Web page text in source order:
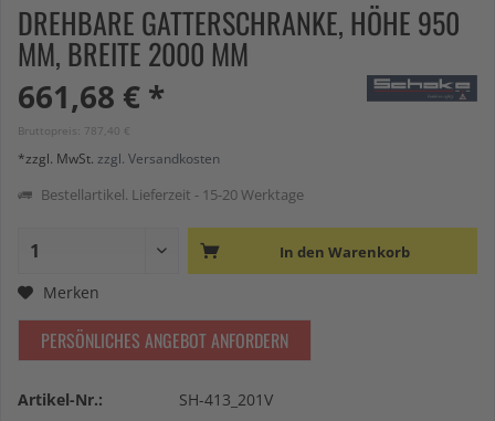
DREHBARE GATTERSCHRANKE, HÖHE 950
MM, BREITE 2000 MM
661,68 € *
Bruttopreis: 787,40 €
*zzgl. MwSt. zzgl. Versandkosten
Bestellartikel. Lieferzeit - 15-20 Werktage
In den Warenkorb
Merken
PERSÖNLICHES ANGEBOT ANFORDERN
Artikel-Nr.: SH-413_201V